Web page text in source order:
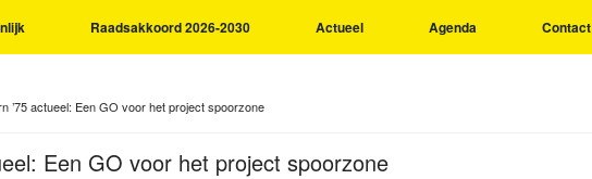
Raadsakkoord 2026-2030 Actueel Agenda Contact
’75 actueel: Een GO voor het project spoorzone
Een GO voor het project spoorzone